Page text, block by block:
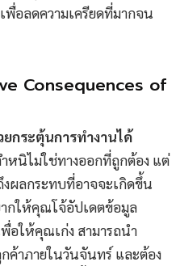
เพื่อลดความเครียดที่มากจน
Consequences of
กระตุ้นการทำงานได้
หนิไม่ใช่ทางออกที่ถูกต้อง แต่
งผลกระทบที่อาจจะเกิดขึ้น
กให้คุณโจ้อัปเดตข้อมูล
อให้คุณเก่ง สามารถนำ
ค้าภายในวันจันทร์ และต้อง